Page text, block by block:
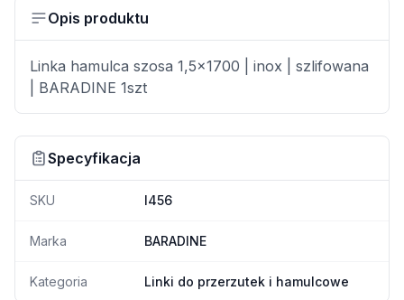
Opis produktu
Linka hamulca szosa 1,5x1700 | inox | szlifowana
| BARADINE 1szt
Specyfikacja
SKU I456
Marka BARADINE
Kategoria Linki do przerzutek i hamulcowe